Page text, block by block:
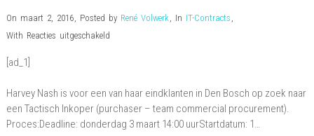
On maart 2, 2016, Posted by René Volwerk, In IT-Contracts ,
With Reacties uitgeschakeldvoor
(purchaser
–
team
[ad_1]
Harvey Nash is voor een van haar eindklanten in Den Bosch op zoek naar
een Tactisch Inkoper (purchaser – team commercial procurement).
Proces:Deadline: donderdag 3 maart 14:00 uurStartdatum: 1…